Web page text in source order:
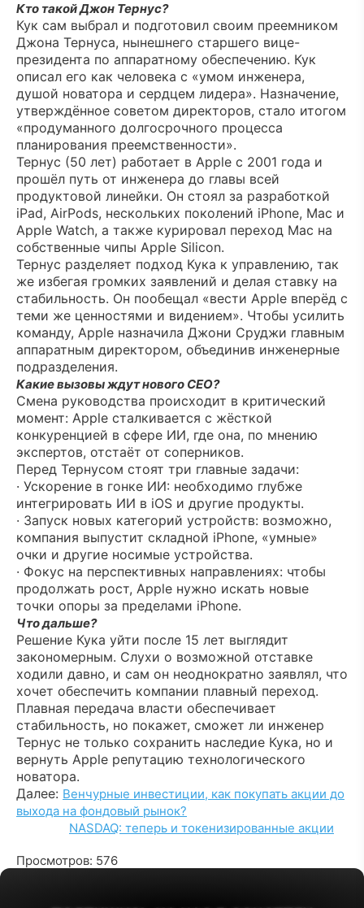
Кто такой Джон Тернус?
Кук сам выбрал и подготовил своим преемником
Джона Тернуса, нынешнего старшего вице-
президента по аппаратному обеспечению. Кук
описал его как человека с «умом инженера,
душой новатора и сердцем лидера». Назначение,
утверждённое советом директоров, стало итогом
«продуманного долгосрочного процесса
планирования преемственности».
Тернус (50 лет) работает в Apple с 2001 года и
прошёл путь от инженера до главы всей
продуктовой линейки. Он стоял за разработкой
iPad, AirPods, нескольких поколений iPhone, Mac и
Apple Watch, а также курировал переход Mac на
собственные чипы Apple Silicon.
Тернус разделяет подход Кука к управлению, так
же избегая громких заявлений и делая ставку на
стабильность. Он пообещал «вести Apple вперёд с
теми же ценностями и видением». Чтобы усилить
команду, Apple назначила Джони Сруджи главным
аппаратным директором, объединив инженерные
подразделения.
Какие вызовы ждут нового CEO?
Смена руководства происходит в критический
момент: Apple сталкивается с жёсткой
конкуренцией в сфере ИИ, где она, по мнению
экспертов, отстаёт от соперников.
Перед Тернусом стоят три главные задачи:
· Ускорение в гонке ИИ: необходимо глубже
интегрировать ИИ в iOS и другие продукты.
· Запуск новых категорий устройств: возможно,
компания выпустит складной iPhone, «умные»
очки и другие носимые устройства.
· Фокус на перспективных направлениях: чтобы
продолжать рост, Apple нужно искать новые
точки опоры за пределами iPhone.
Что дальше?
Решение Кука уйти после 15 лет выглядит
закономерным. Слухи о возможной отставке
ходили давно, и сам он неоднократно заявлял, что
хочет обеспечить компании плавный переход.
Плавная передача власти обеспечивает
стабильность, но покажет, сможет ли инженер
Тернус не только сохранить наследие Кука, но и
вернуть Apple репутацию технологического
новатора.
Далее: Венчурные инвестиции, как покупать акции до
выхода на фондовый рынок?
NASDAQ: теперь и токенизированные акции
Просмотров: 576